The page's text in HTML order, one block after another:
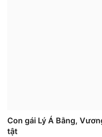
Con gái Lý Á Bằng,
tật